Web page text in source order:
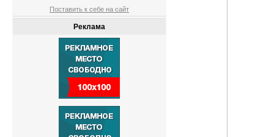
Поставить к себе на сайт
Реклама